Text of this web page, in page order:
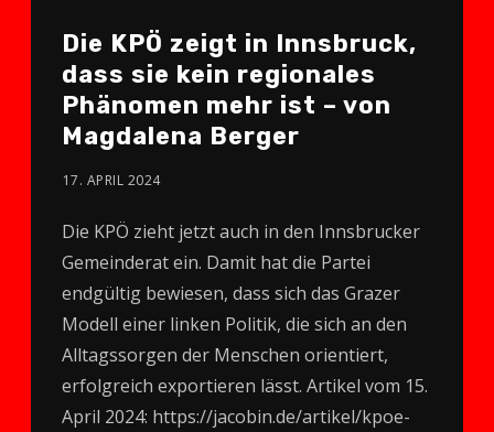
Die KPÖ zeigt in Innsbruck,
dass sie kein regionales
Phänomen mehr ist – von
Magdalena Berger
17. APRIL 2024
Die KPÖ zieht jetzt auch in den Innsbrucker
Gemeinderat ein. Damit hat die Partei
endgültig bewiesen, dass sich das Grazer
Modell einer linken Politik, die sich an den
Alltagssorgen der Menschen orientiert,
erfolgreich exportieren lässt. Artikel vom 15.
April 2024: https://jacobin.de/artikel/kpoe-